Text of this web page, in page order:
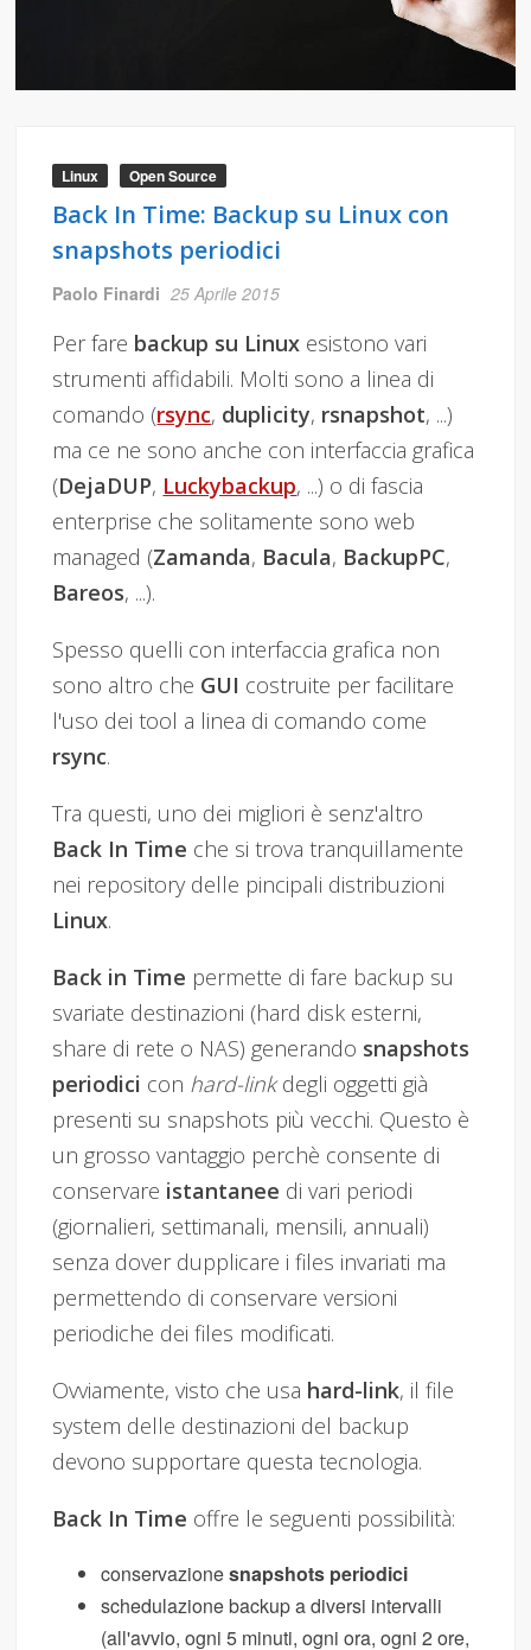
Linux Open Source
Back In Time: Backup su Linux con
snapshots periodici
Paolo Finardi 25 Aprile 2015
Per fare backup su Linux esistono vari
strumenti affidabili. Molti sono a linea di
comando (rsync, duplicity, rsnapshot, ...)
ma ce ne sono anche con interfaccia grafica
(DejaDUP, Luckybackup, ...) o di fascia
enterprise che solitamente sono web
managed (Zamanda, Bacula, BackupPC,
Bareos, ...).
Spesso quelli con interfaccia grafica non
sono altro che GUI costruite per facilitare
l'uso dei tool a linea di comando come
rsync.
Tra questi, uno dei migliori è senz'altro
Back In Time che si trova tranquillamente
nei repository delle pincipali distribuzioni
Linux.
Back in Time permette di fare backup su
svariate destinazioni (hard disk esterni,
share di rete o NAS) generando snapshots
periodici con hard-linkdegli oggetti già
presenti su snapshots più vecchi. Questo è
un grosso vantaggio perchè consente di
conservare istantanee di vari periodi
(giornalieri, settimanali, mensili, annuali)
senza dover dupplicare i files invariati ma
permettendo di conservare versioni
periodiche dei files modificati.
Ovviamente, visto che usa hard-link, il file
system delle destinazioni del backup
devono supportare questa tecnologia.
Back In Time offre le seguenti possibilità:
conservazionesnapshots periodici
schedulazione backup a diversi intervalli
(all'avvio, ogni 5 minuti, ogni ora, ogni 2 ore,